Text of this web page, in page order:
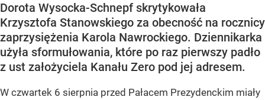
Dorota Wysocka-Schnepf skrytykowała
Krzysztofa Stanowskiego za obecność na rocznicy
zaprzysiężenia Karola Nawrockiego. Dziennikarka
użyła sformułowania, które po raz pierwszy padło
z ust założyciela Kanału Zero pod jej adresem.
W czwartek 6 sierpnia przed Pałacem Prezydenckim miały